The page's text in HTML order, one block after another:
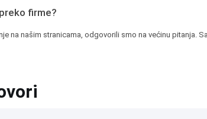
firme?
na našim stranicama, odgovorili smo na većinu pitanja.